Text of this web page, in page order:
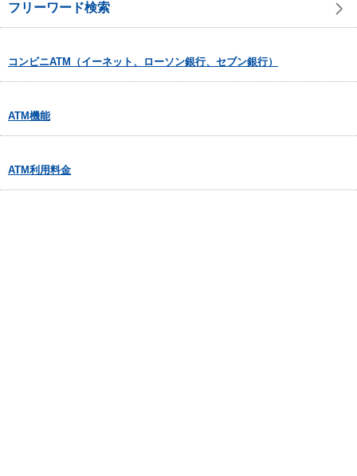
フリーワード検索
コンビニATM（イーネット、ローソン銀行、セブン銀行）
ATM機能
ATM利用料金